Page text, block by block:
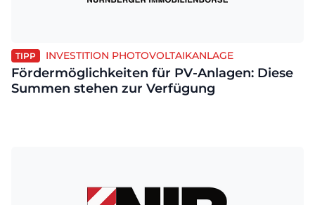
TIPP INVESTITION PHOTOVOLTAIKANLAGE
Fördermöglichkeiten für PV-Anlagen: Diese
Summen stehen zur Verfügung